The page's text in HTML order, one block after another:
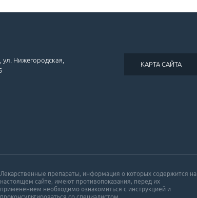
ул. Нижегородская,
КАРТА САЙТА
Лекарственные препараты, информация о которых содержится на
настоящем сайте, имеют противопоказания, перед их
применением необходимо ознакомиться с инструкцией и